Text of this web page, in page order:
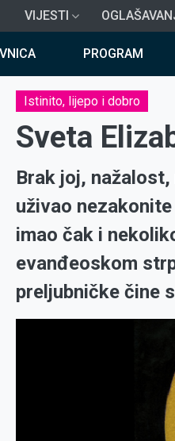
VIJESTI
PROGRAM
Istinito, lijepo i dobro
Sveta
Brak joj,
uživao
imao čak i
evanđeoskom
preljubničke čine